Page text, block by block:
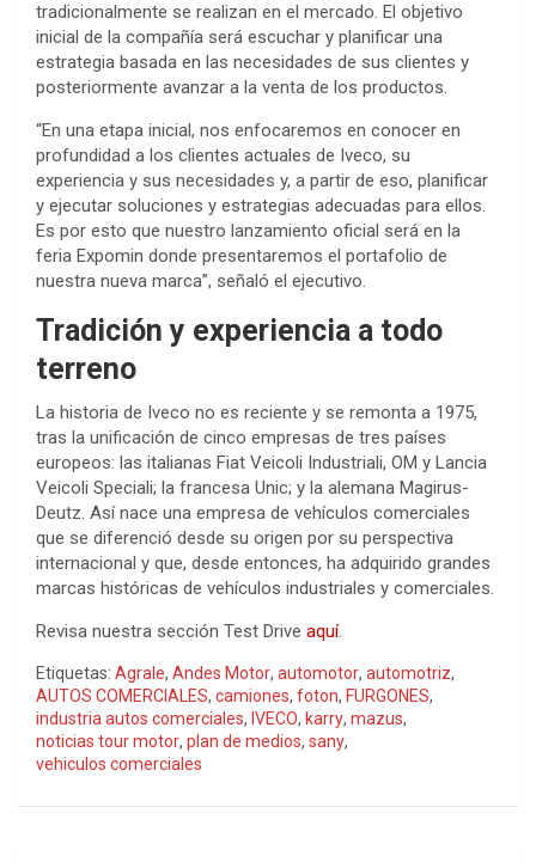
tradicionalmente se realizan en el mercado. El objetivo
inicial de la compañía será escuchar y planificar una
estrategia basada en las necesidades de sus clientes y
posteriormente avanzar a la venta de los productos.
“En una etapa inicial, nos enfocaremos en conocer en
profundidad a los clientes actuales de Iveco, su
experiencia y sus necesidades y, a partir de eso, planificar
y ejecutar soluciones y estrategias adecuadas para ellos.
Es por esto que nuestro lanzamiento oficial será en la
feria Expomin donde presentaremos el portafolio de
nuestra nueva marca”, señaló el ejecutivo.
Tradición y experiencia a todo
terreno
La historia de Iveco no es reciente y se remonta a 1975,
tras la unificación de cinco empresas de tres países
europeos: las italianas Fiat Veicoli Industriali, OM y Lancia
Veicoli Speciali; la francesa Unic; y la alemana Magirus-
Deutz. Así nace una empresa de vehículos comerciales
que se diferenció desde su origen por su perspectiva
internacional y que, desde entonces, ha adquirido grandes
marcas históricas de vehículos industriales y comerciales.
Revisa nuestra sección Test Drive aquí.
Etiquetas: Agrale, Andes Motor, automotor, automotriz,
AUTOS COMERCIALES, camiones, foton, FURGONES,
industria autos comerciales, IVECO, karry, mazus,
noticias tour motor, plan de medios, sany,
vehiculos comerciales